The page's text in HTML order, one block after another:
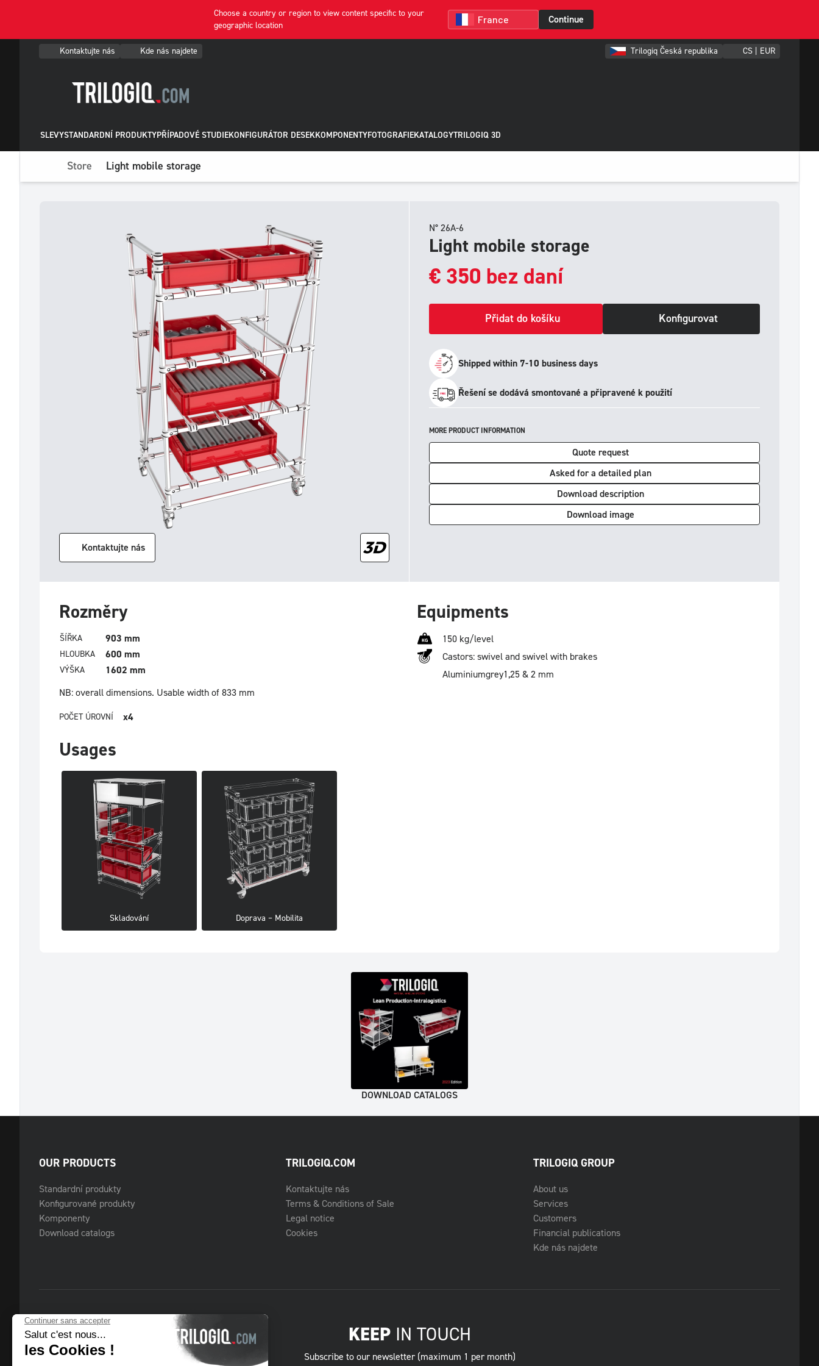
Choose a country or region to view content specific to your
geographic location
Continue
Kontaktujte nás Kde nás najdete Trilogiq Česká republika CS | EUR
SLEVYSTANDARDNÍ PRODUKTYPŘÍPADOVÉ STUDIEKONFIGURÁTOR DESEKKOMPONENTYFOTOGRAFIEKATALOGYTRILOGIQ 3D
Store Light mobile storage
Kontaktujte nás
N° 26A-6
Light mobile storage
€ 350 bez daní
Přidat do košíku Konfigurovat
Shipped within 7-10 business days
Řešení se dodává smontované a připravené k použití
MORE PRODUCT INFORMATION
Quote request
Asked for a detailed plan
Download description
Download image
Rozměry
ŠÍŘKA 903 mm
HLOUBKA 600 mm
VÝŠKA
1602 mm
NB: overall dimensions. Usable width of 833 mm
POČET ÚROVNÍ x4
Equipments
150 kg/level
Castors: swivel and swivel with brakes
Aluminiumgrey1,25 & 2 mm
Usages
Skladování Doprava – Mobilita
DOWNLOAD CATALOGS
OUR PRODUCTS
Standardní produkty
Konfigurované produkty
Komponenty
Download catalogs
TRILOGIQ.COM
Kontaktujte nás
Terms & Conditions of Sale
Legal notice
Cookies
TRILOGIQ GROUP
About us
Services
Customers
Financial publications
Kde nás najdete
KEEPIN TOUCH
Subscribe to our newsletter (maximum 1 per month)